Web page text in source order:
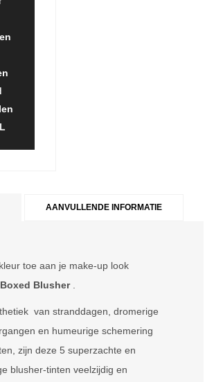
AANVULLENDE INFORMATIE
toe aan je make-up look
Boxed Blusher.
van stranddagen, dromerige
en humeurige schemering
zijn deze 5 superzachte en
blusher-tinten veelzijdig en